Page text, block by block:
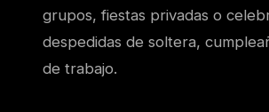
grupos, fiestas privadas o
despedidas de soltera,
de trabajo.